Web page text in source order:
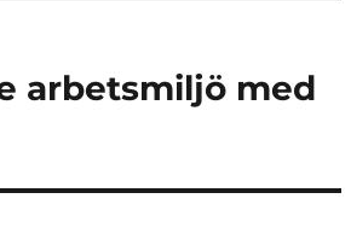
arbetsmiljö med